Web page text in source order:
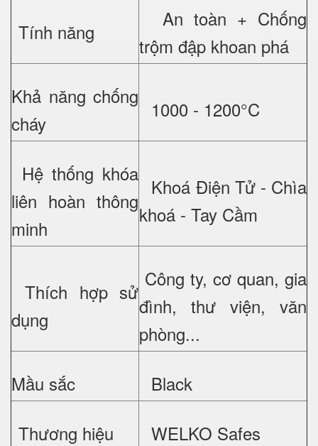
Tính năng
An toàn + Chống
trộm đập khoan phá
Khả năng chống
cháy
1000 - 1200°C
Hệ thống khóa
liên hoàn thông
minh
Khoá Điện Tử - Chìa
khoá - Tay Cầm
Thích hợp sử
dụng
Công ty, cơ quan, gia
đình, thư viện, văn
phòng...
Mầu sắc
Black
Thương hiệu
WELKO Safes